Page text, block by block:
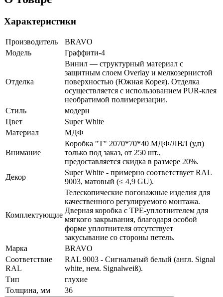
Характеристики
Производитель
BRAVO
Модель
Граффити-4
Отделка
Винил — структурный материал с
защитным слоем Overlay и мелкозернистой
поверхностью (Южная Корея). Отделка
осуществляется с использованием PUR-клея
необратимой полимеризации.
Стиль
модерн
Цвет
Super White
Материал
МДФ
Внимание
Коробка "Т" 2070*70*40 МДФ/ЛВЛ (у,п)
только под заказ, от 250 шт.,
предоставляется скидка в размере 20%.
Декор
Super White - примерно соответствует RAL
9003, матовый (≤ 4,9 GU).
Комплектующие
Телескопические погонажные изделия для
качественного регулируемого монтажа.
Дверная коробка с TPE-уплотнителем для
мягкого закрывания, благодаря особой
форме уплотнителя отсутствует
закусывание со стороны петель.
Марка
BRAVO
Соответствие
RAL
RAL 9003 - Сигнальный белый (англ. Signal
white, нем. Signalweiß).
Тип
глухие
Толщина, мм
36